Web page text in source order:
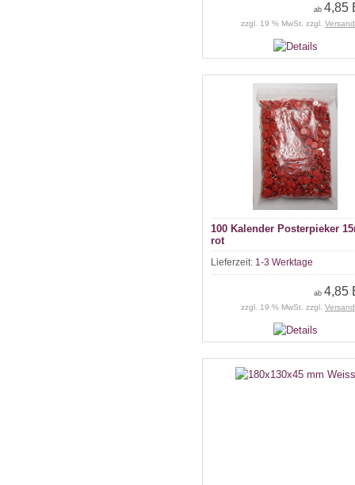
ab 4,85
zzgl. 19 % MwSt. zzgl.
100 Kalender Posterpieker
rot
Lieferzeit: 1-3 Werktage
ab 4,85
zzgl. 19 % MwSt. zzgl.